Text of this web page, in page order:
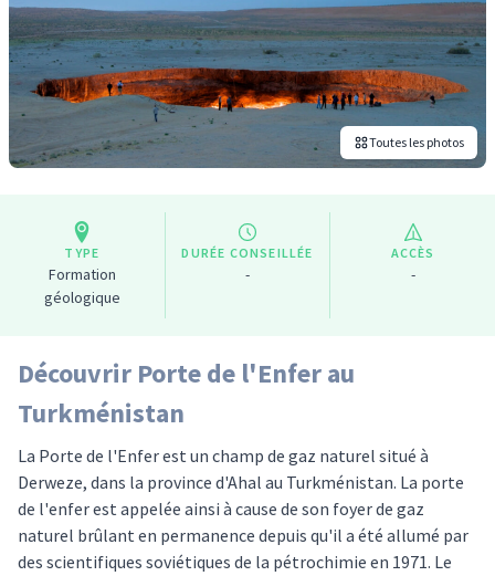
Toutes les photos
TYPE
Formation
géologique
DURÉE CONSEILLÉE
-
ACCÈS
-
Découvrir Porte de l'Enfer au
Turkménistan
La Porte de l'Enfer est un champ de gaz naturel situé à
Derweze, dans la province d'Ahal au Turkménistan. La porte
de l'enfer est appelée ainsi à cause de son foyer de gaz
naturel brûlant en permanence depuis qu'il a été allumé par
des scientifiques soviétiques de la pétrochimie en 1971. Le